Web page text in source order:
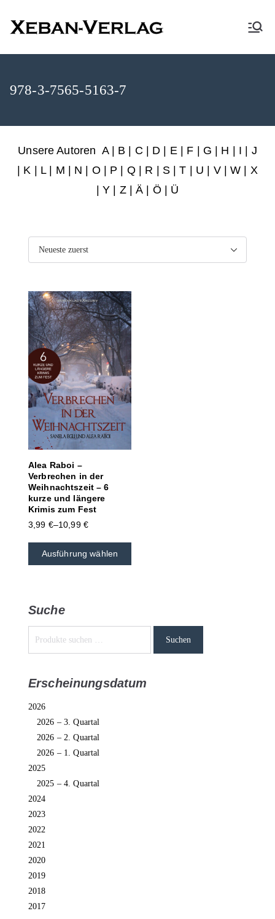
XEBAN-Verlag
978-3-7565-5163-7
Unsere Autoren A| B C D E| F G H I
J
K L| M N O P Q| R S |T U V|W
X
Y Z|Ä | Ö | Ü
Alea Raboi –
Verbrechen in der
Weihnachtszeit – 6
kurze und längere
Krimis zum Fest
3,99 €–10,99 €
Ausführung wählen
Suche
Suchen
Erscheinungsdatum
2026
2026 – 3. Quartal
2026 – 2. Quartal
2026 – 1. Quartal
2025
2025 – 4. Quartal
2024
2023
2022
2021
2020
2019
2018
2017